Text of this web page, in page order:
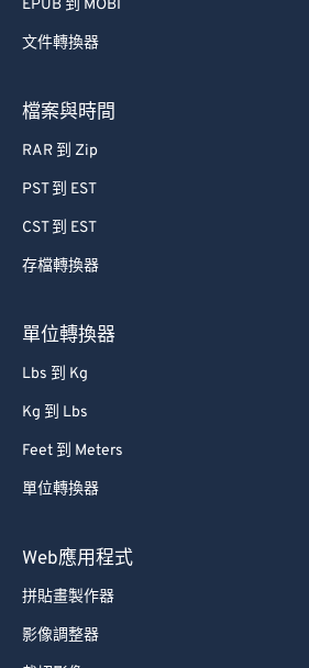
EPUB 到 MOBI
文件轉換器
檔案與時間
RAR 到 Zip
PST 到 EST
CST 到 EST
存檔轉換器
單位轉換器
Lbs 到 Kg
Kg 到 Lbs
Feet 到 Meters
單位轉換器
Web應用程式
拼貼畫製作器
影像調整器